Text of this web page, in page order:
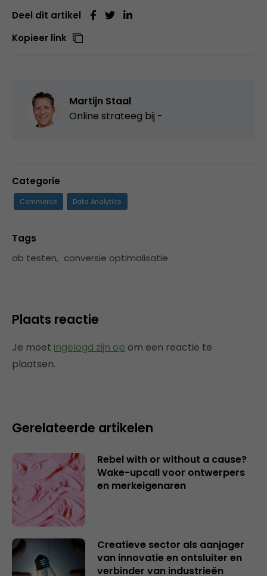
Deel dit artikel
Kopieer link
Martijn Staal
Online strateeg bij -
Categorie
Commerce Data Analytics
Tags
ab testen, conversie optimalisatie
Plaats reactie
Je moet ingelogd zijn op om een reactie te
plaatsen.
Gerelateerde artikelen
Rebel with or without a cause?
Wake-upcall voor ontwerpers
en merkeigenaren
Creatieve sector als aanjager
van innovatie en ontsluiter en
verbinder van industrieën